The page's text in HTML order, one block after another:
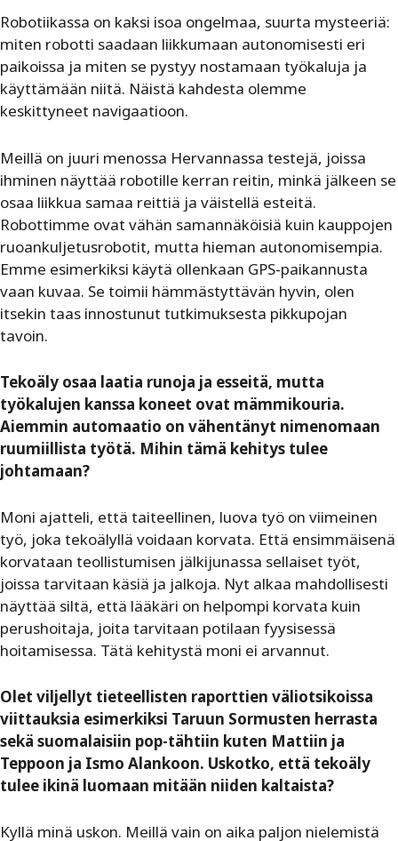
Robotiikassa on kaksi isoa ongelmaa, suurta mysteeriä:
miten robotti saadaan liikkumaan autonomisesti eri
paikoissa ja miten se pystyy nostamaan työkaluja ja
käyttämään niitä. Näistä kahdesta olemme
keskittyneet navigaatioon.
Meillä on juuri menossa Hervannassa testejä, joissa
ihminen näyttää robotille kerran reitin, minkä jälkeen se
osaa liikkua samaa reittiä ja väistellä esteitä.
Robottimme ovat vähän samannäköisiä kuin kauppojen
ruoankuljetusrobotit, mutta hieman autonomisempia.
Emme esimerkiksi käytä ollenkaan GPS-paikannusta
vaan kuvaa. Se toimii hämmästyttävän hyvin, olen
itsekin taas innostunut tutkimuksesta pikkupojan
tavoin.
Tekoäly osaa laatia runoja ja esseitä, mutta
työkalujen kanssa koneet ovat mämmikouria.
Aiemmin automaatio on vähentänyt nimenomaan
ruumiillista työtä. Mihin tämä kehitys tulee
johtamaan?
Moni ajatteli, että taiteellinen, luova työ on viimeinen
työ, joka tekoälyllä voidaan korvata. Että ensimmäisenä
korvataan teollistumisen jälkijunassa sellaiset työt,
joissa tarvitaan käsiä ja jalkoja. Nyt alkaa mahdollisesti
näyttää siltä, että lääkäri on helpompi korvata kuin
perushoitaja, joita tarvitaan potilaan fyysisessä
hoitamisessa. Tätä kehitystä moni ei arvannut.
Olet viljellyt tieteellisten raporttien väliotsikoissa
viittauksia esimerkiksi Taruun Sormusten herrasta
sekä suomalaisiin pop-tähtiin kuten Mattiin ja
Teppoon ja Ismo Alankoon. Uskotko, että tekoäly
tulee ikinä luomaan mitään niiden kaltaista?
Kyllä minä uskon. Meillä vain on aika paljon nielemistä